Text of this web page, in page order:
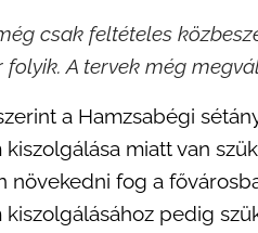
csak feltételes
folyik. A tervek még
a Hamzsabégi
miatt van
növekedni fog a
pedig